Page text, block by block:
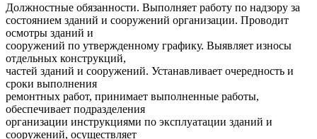
Должностные обязанности. Выполняет работу по надзору за
состоянием зданий и сооружений организации. Проводит
осмотры зданий и
сооружений по утвержденному графику. Выявляет износы
отдельных конструкций,
частей зданий и сооружений. Устанавливает очередность и
сроки выполнения
ремонтных работ, принимает выполненные работы,
обеспечивает подразделения
организации инструкциями по эксплуатации зданий и
сооружений, осуществляет